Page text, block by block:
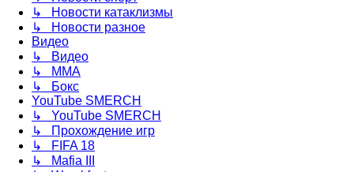
↳ Новости катаклизмы
↳ Новости разное
Видео
↳ Видео
↳ ММА
↳ Бокс
YouTube SMERCH
↳ YouTube SMERCH
↳ Прохождение игр
↳ FIFA 18
↳ Mafia III